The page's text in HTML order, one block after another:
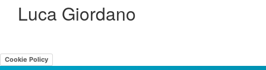
Luca Giordano
Cookie Policy